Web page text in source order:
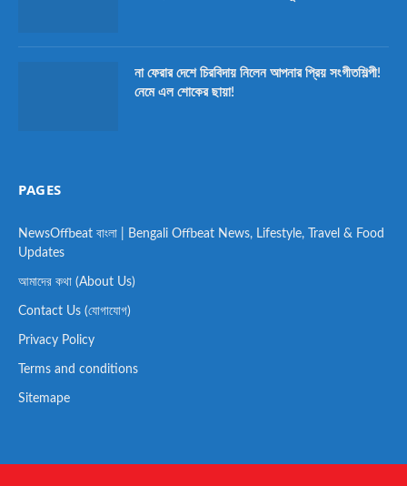
না ফেরার দেশে চিরবিদায় নিলেন আপনার প্রিয় সংগীতশিল্পী!
নেমে এল শোকের ছায়া!
PAGES
NewsOffbeat বাংলা | Bengali Offbeat News, Lifestyle, Travel & Food
Updates
আমাদের কথা (About Us)
Contact Us (যোগাযোগ)
Privacy Policy
Terms and conditions
Sitemape